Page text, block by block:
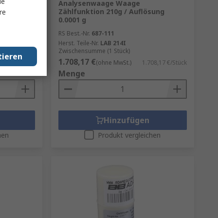
Analysenwaage Waage
Zählfunktion 210g / Auflösung
0.0001 g
RS Best.-Nr. 687-111
Herst. Teile-Nr. LAB 214I
Zwischensumme (1 Stück)
1.708,17 €(ohne MwSt.) 1.708,17 €/Stück
Menge
Hinzufügen
Produkt vergleichen